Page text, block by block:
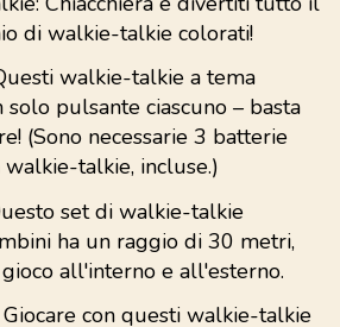
di walkie-talkie colorati!
walkie-talkie a tema
pulsante ciascuno – basta
(Sono necessarie 3 batterie
talkie, incluse.)
set di walkie-talkie
ha un raggio di 30 metri,
all'interno e all'esterno.
Giocare con questi walkie-talkie